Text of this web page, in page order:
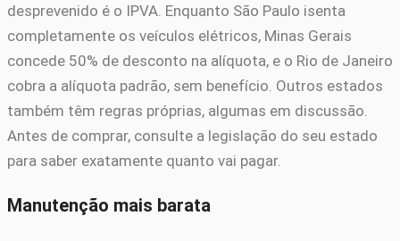
desprevenido é o IPVA. Enquanto São Paulo isenta
completamente os veículos elétricos, Minas Gerais
concede 50% de desconto na alíquota, e o Rio de Janeiro
cobra a alíquota padrão, sem benefício. Outros estados
também têm regras próprias, algumas em discussão.
Antes de comprar, consulte a legislação do seu estado
para saber exatamente quanto vai pagar.
Manutenção mais barata